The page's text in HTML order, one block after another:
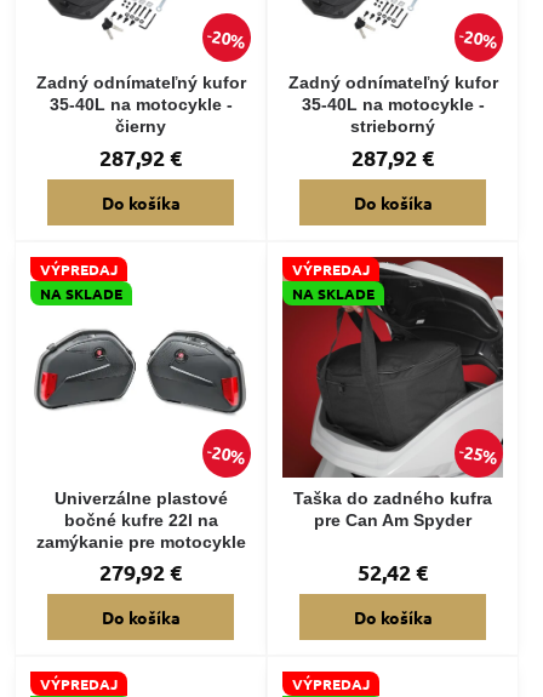
20%
Zadný odnímateľný kufor
35-40L na motocykle -
čierny
287,92 €
Do košíka
20%
Zadný odnímateľný kufor
35-40L na motocykle -
strieborný
287,92 €
Do košíka
20%
VÝPREDAJ
NA SKLADE
Univerzálne plastové
bočné kufre 22l na
zamýkanie pre motocykle
279,92 €
Do košíka
25%
VÝPREDAJ
NA SKLADE
Taška do zadného kufra
pre Can Am Spyder
52,42 €
Do košíka
VÝPREDAJ VÝPREDAJ